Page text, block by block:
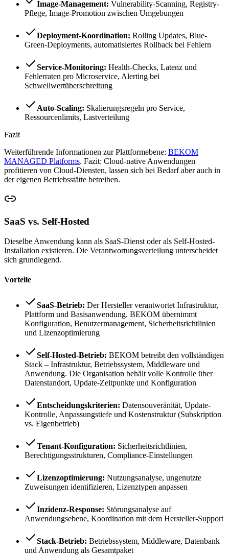
Image-Management: Vulnerability-Scanning, Registry-
Pflege, Image-Promotion zwischen Umgebungen
Deployment-Koordination: Rolling Updates, Blue-
Green-Deployments, automatisiertes Rollback bei Fehlern
Service-Monitoring: Health-Checks, Latenz und
Fehlerraten pro Microservice, Alerting bei
Schwellwertüberschreitung
Auto-Scaling: Skalierungsregeln pro Service,
Ressourcenlimits, Lastverteilung
Fazit
Weiterführende Informationen zur Plattformebene: BEKOM
MANAGED Platforms. Fazit: Cloud-native Anwendungen
profitieren von Cloud-Diensten, lassen sich bei Bedarf aber auch in
der eigenen Betriebsstätte betreiben.
SaaS vs. Self-Hosted
Dieselbe Anwendung kann als SaaS-Dienst oder als Self-Hosted-
Installation existieren. Die Verantwortungsverteilung unterscheidet
sich grundlegend.
Vorteile
SaaS-Betrieb: Der Hersteller verantwortet Infrastruktur,
Plattform und Basisanwendung. BEKOM übernimmt
Konfiguration, Benutzermanagement, Sicherheitsrichtlinien
und Lizenzoptimierung
Self-Hosted-Betrieb: BEKOM betreibt den vollständigen
Stack – Infrastruktur, Betriebssystem, Middleware und
Anwendung. Die Organisation behält volle Kontrolle über
Datenstandort, Update-Zeitpunkte und Konfiguration
Entscheidungskriterien: Datensouveränität, Update-
Kontrolle, Anpassungstiefe und Kostenstruktur (Subskription
vs. Eigenbetrieb)
Tenant-Konfiguration: Sicherheitsrichtlinien,
Berechtigungsstrukturen, Compliance-Einstellungen
Lizenzoptimierung: Nutzungsanalyse, ungenutzte
Zuweisungen identifizieren, Lizenztypen anpassen
Inzidenz-Response: Störungsanalyse auf
Anwendungsebene, Koordination mit dem Hersteller-Support
Stack-Betrieb: Betriebssystem, Middleware, Datenbank
und Anwendung als Gesamtpaket